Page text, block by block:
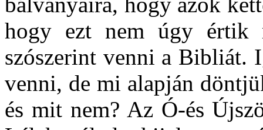
hogy ezt nem úgy értik
szószerint venni a Bibliát.
venni, de mi alapján
és mit nem? Az Ó-és